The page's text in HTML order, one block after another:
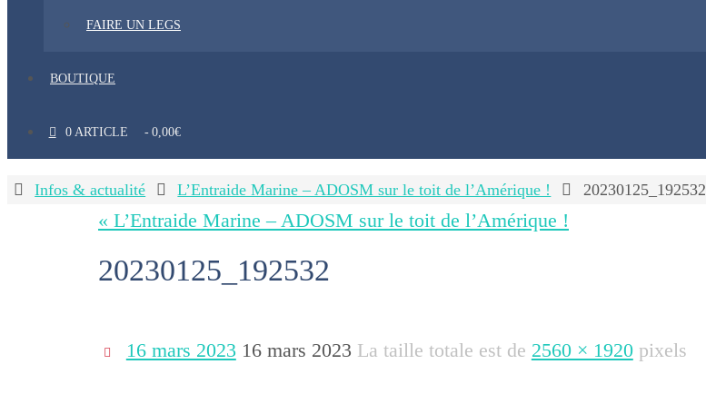
FAIRE UN LEGS
BOUTIQUE
0 ARTICLE 0,00€
HomeInfos & actualité L’Entraide Marine – ADOSM sur le toit de l’Amérique ! 20230125_192532
« L’Entraide Marine – ADOSM sur le toit de l’Amérique !
20230125_192532
16 mars 2023 16 mars 2023 La taille totale est de 2560 × 1920pixels